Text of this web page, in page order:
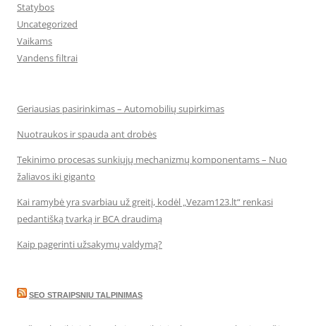
Statybos
Uncategorized
Vaikams
Vandens filtrai
Geriausias pasirinkimas – Automobilių supirkimas
Nuotraukos ir spauda ant drobės
Tekinimo procesas sunkiųjų mechanizmų komponentams – Nuo
žaliavos iki giganto
Kai ramybė yra svarbiau už greitį, kodėl „Vezam123.lt“ renkasi
pedantišką tvarką ir BCA draudimą
Kaip pagerinti užsakymų valdymą?
SEO STRAIPSNIU TALPINIMAS